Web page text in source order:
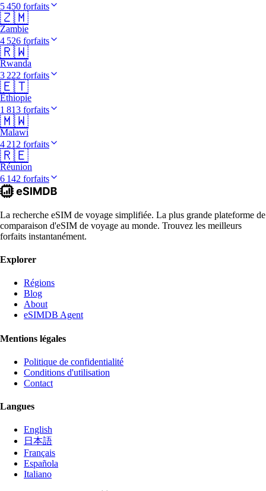
5 450 forfaits
🇿🇲
Zambie
4 526 forfaits
🇷🇼
Rwanda
3 222 forfaits
🇪🇹
Éthiopie
1 813 forfaits
🇲🇼
Malawi
4 212 forfaits
🇷🇪
Réunion
6 142 forfaits
La recherche eSIM de voyage simplifiée. La plus grande plateforme de
comparaison d'eSIM de voyage au monde. Trouvez les meilleurs
forfaits instantanément.
Explorer
Régions
Blog
About
eSIMDB Agent
Mentions légales
Politique de confidentialité
Conditions d'utilisation
Contact
Langues
English
日本語
Français
Española
Italiano